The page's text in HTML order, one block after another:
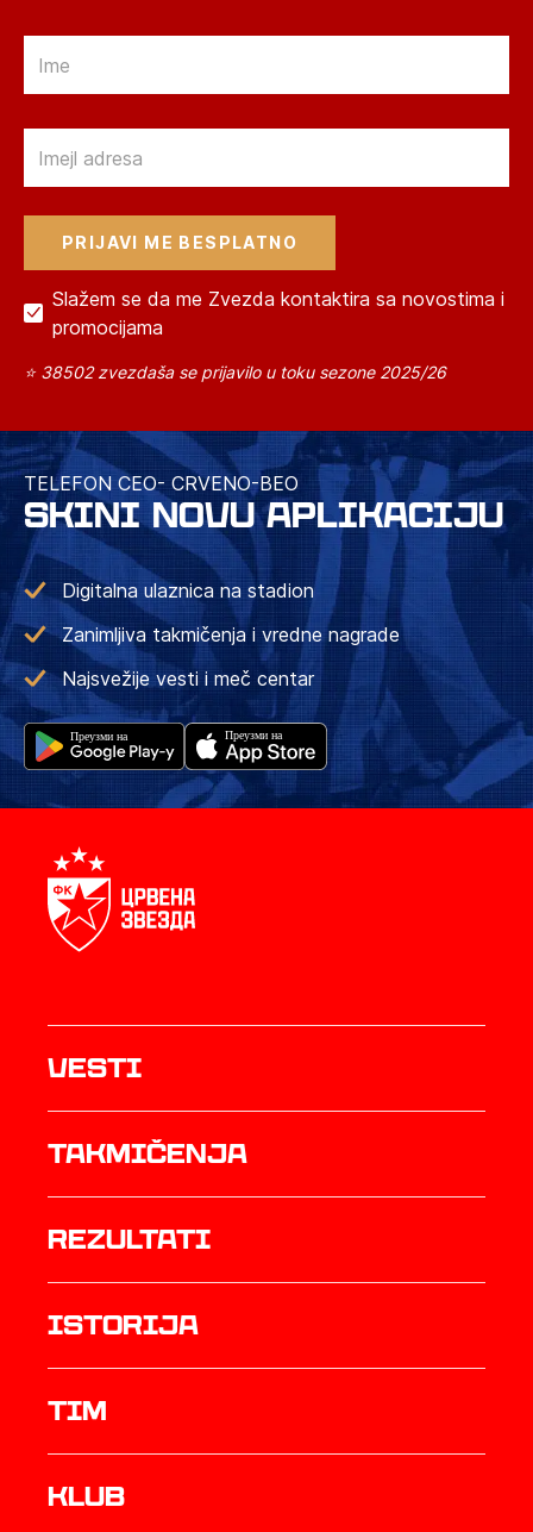
Slažem se da me Zvezda kontaktira sa novostima i
promocijama
⭐ 38502 zvezdaša se prijavilo u toku sezone 2025/26
TELEFON CEO- CRVENO-BEO
SKINI NOVU APLIKACIJU
Digitalna ulaznica na stadion
Zanimljiva takmičenja i vredne nagrade
Najsvežije vesti i meč centar
Vesti
Takmičenja
rezultati
istorija
TIM
Klub